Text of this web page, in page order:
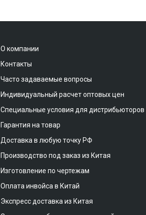
О компании
Контакты
Часто задаваемые вопросы
Индивидуальный расчет оптовых цен
Специальные условия для дистрибьюторов
Гарантия на товар
Доставка в любую точку РФ
Производство под заказ из Китая
Изготовление по чертежам
Оплата инвойса в Китай
Экспресс доставка из Китая